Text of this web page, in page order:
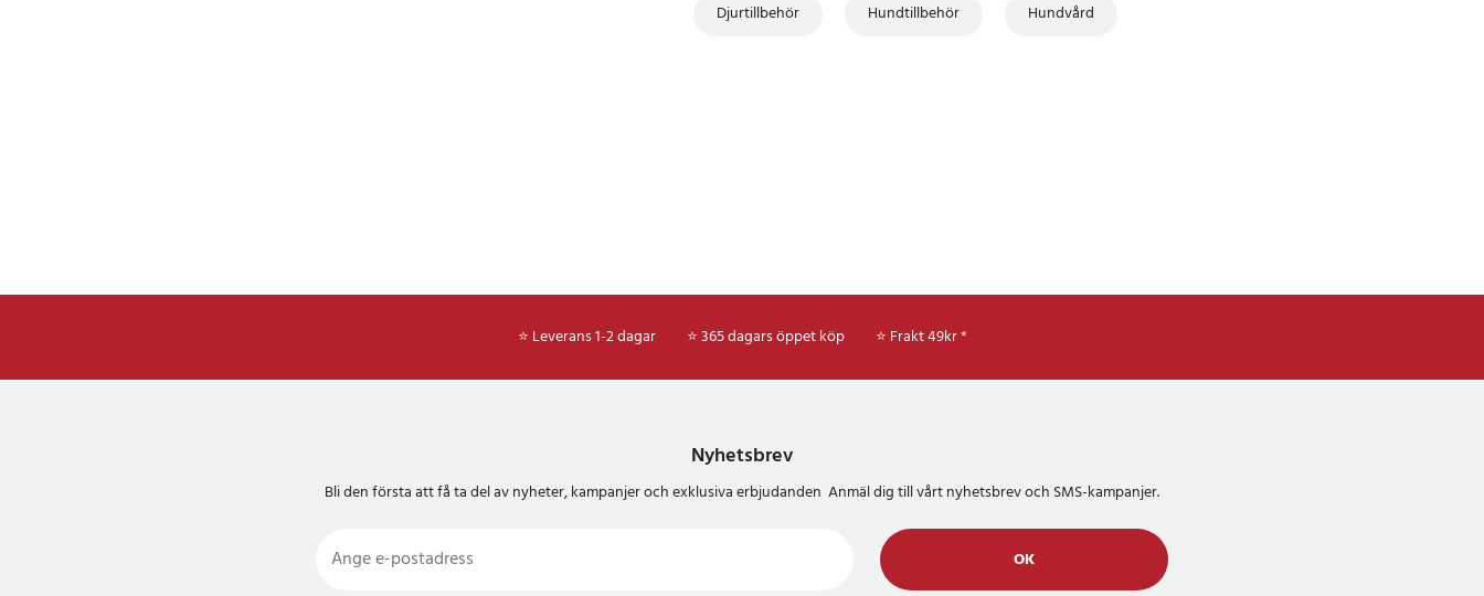
Djurtillbehör Hundtillbehör Hundvård
⭐ Leverans 1-2 dagar ⭐ 365 dagars öppet köp ⭐ Frakt 49kr *
Nyhetsbrev
Bli den första att få ta del av nyheter, kampanjer och exklusiva erbjudanden Anmäl dig till vårt nyhetsbrev och SMS-kampanjer.
OK